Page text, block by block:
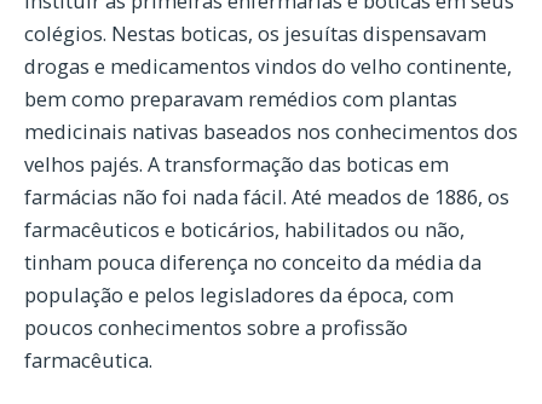
colégios. Nestas boticas, os jesuítas dispensavam
drogas e medicamentos vindos do velho continente,
bem como preparavam remédios com plantas
medicinais nativas baseados nos conhecimentos dos
velhos pajés. A transformação das boticas em
farmácias não foi nada fácil. Até meados de 1886, os
farmacêuticos e boticários, habilitados ou não,
tinham pouca diferença no conceito da média da
população e pelos legisladores da época, com
poucos conhecimentos sobre a profissão
farmacêutica.